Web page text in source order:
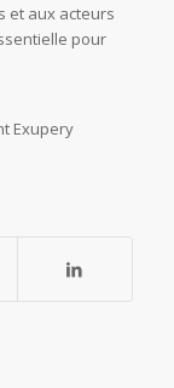
et aux acteurs
pour
Exupery